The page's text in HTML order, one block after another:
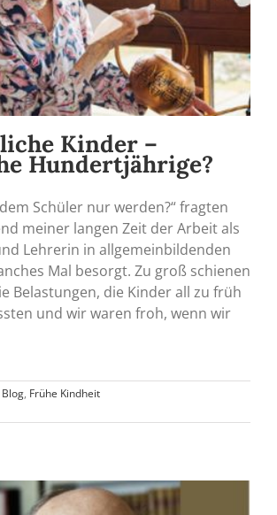
Kinder –
Hundertjährige?
Schüler nur werden?“ fragten
meiner langen Zeit der Arbeit als
Lehrerin in allgemeinbildenden
Mal besorgt. Zu groß schienen
Belastungen, die Kinder all zu früh
und wir waren froh, wenn wir
Blog, Frühe Kindheit